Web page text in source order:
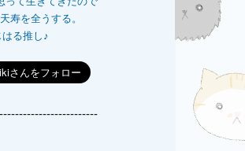
寿を全うする。
はる推し♪